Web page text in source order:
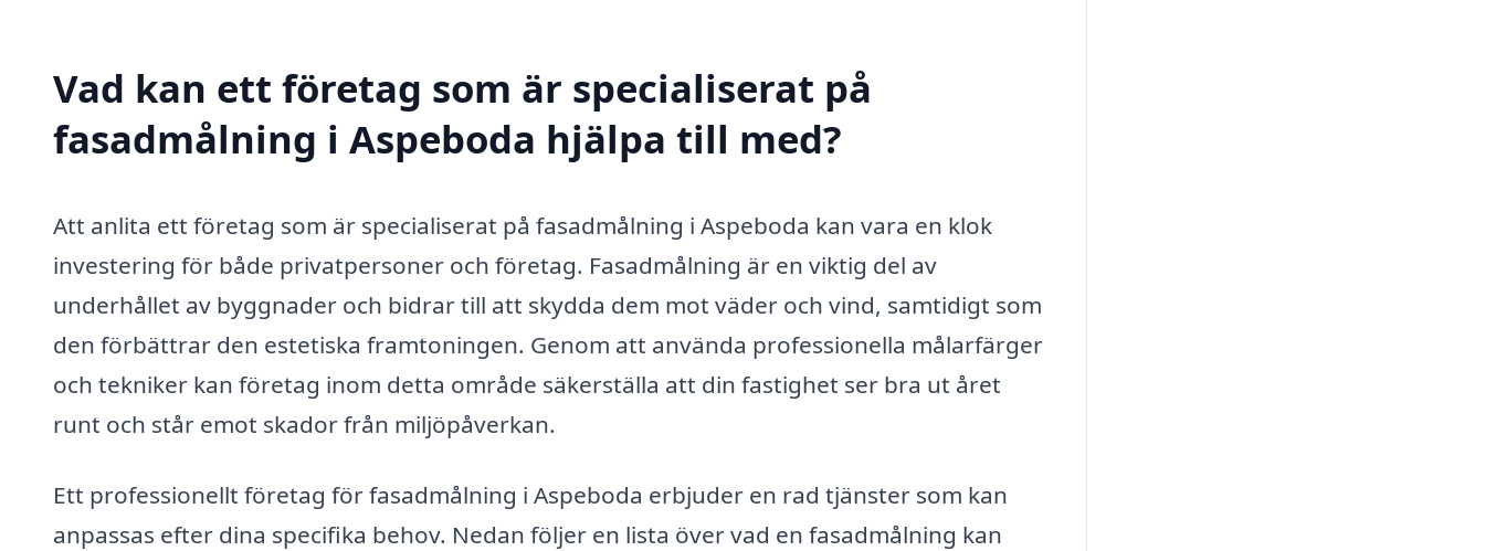
Vad kan ett företag som är specialiserat på
fasadmålning i Aspeboda hjälpa till med?
Att anlita ett företag som är specialiserat på fasadmålning i Aspeboda kan vara en klok
investering för både privatpersoner och företag. Fasadmålning är en viktig del av
underhållet av byggnader och bidrar till att skydda dem mot väder och vind, samtidigt som
den förbättrar den estetiska framtoningen. Genom att använda professionella målarfärger
och tekniker kan företag inom detta område säkerställa att din fastighet ser bra ut året
runt och står emot skador från miljöpåverkan.
Ett professionellt företag för fasadmålning i Aspeboda erbjuder en rad tjänster som kan
anpassas efter dina specifika behov. Nedan följer en lista över vad en fasadmålning kan